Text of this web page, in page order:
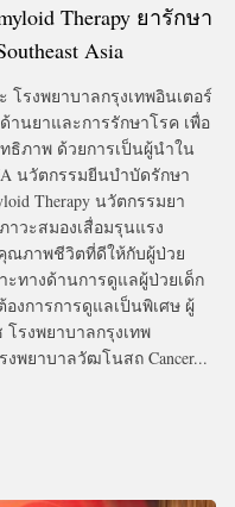
Therapy ยารักษา
Asia
รงพยาบาลกรุงเทพอินเตอร์
นยาและการรักษาโรค เพื่อ
ธิภาพ ด้วยการเป็นผู้นำใน
นวัตกรรมยีนบำบัดรักษา
Therapy นวัตกรรมยา
าวะสมองเสื่อมรุนแรง
ณภาพชีวิตที่ดีให้กับผู้ป่วย
ทางด้านการดูแลผู้ป่วยเด็ก
งการการดูแลเป็นพิเศษ ผู้
รงพยาบาลกรุงเทพ
พยาบาลวัฒโนสถ Cancer...